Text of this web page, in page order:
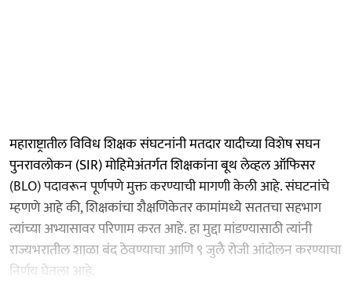
महाराष्ट्रातील विविध शिक्षक संघटनांनी मतदार यादीच्या विशेष सघन
पुनरावलोकन (SIR) मोहिमेअंतर्गत शिक्षकांना बूथ लेव्हल ऑफिसर
(BLO) पदावरून पूर्णपणे मुक्त करण्याची मागणी केली आहे. संघटनांचे
म्हणणे आहे की, शिक्षकांचा शैक्षणिकेतर कामांमध्ये सततचा सहभाग
त्यांच्या अभ्यासावर परिणाम करत आहे. हा मुद्दा मांडण्यासाठी त्यांनी
राज्यभरातील शाळा बंद ठेवण्याचा आणि ९ जुलै रोजी आंदोलन करण्याचा
निर्णय घेतला आहे.